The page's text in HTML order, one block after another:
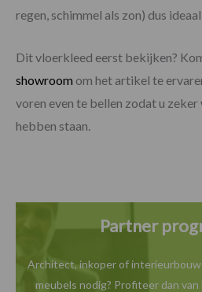
regen, schimmel als zon) dus
Dit vloerkleed eerst bekijken?
showroom om het artikel te
voren even te bellen zodat u
hebben staan.
Partner
Architect, inkoper of
meubels nodig? Profiteer dan van